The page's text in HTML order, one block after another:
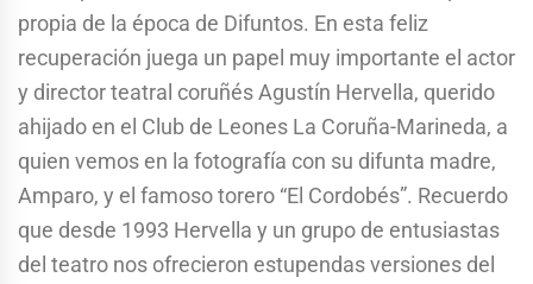
propia de la época de Difuntos. En esta feliz
recuperación juega un papel muy importante el actor
y director teatral coruñés Agustín Hervella, querido
ahijado en el Club de Leones La Coruña-Marineda, a
quien vemos en la fotografía con su difunta madre,
Amparo, y el famoso torero “El Cordobés”. Recuerdo
que desde 1993 Hervella y un grupo de entusiastas
del teatro nos ofrecieron estupendas versiones del